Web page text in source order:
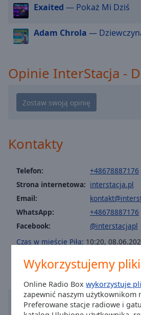
Wykorzystujemy
Online Radio Boxwykorzystuje
zapewnić naszym użytkownikom
Preferowane stacje radiowe i
Text
Background
Color
Background
Opacity
Font
Style
Family
Exaited — Pokaż Mi Dziś
Adam Chrola —
Opinie InterStacja -
Kontakty
Telefon:
+48678887176
Strona internetowa: interstacja.pl
Email:
WhatsApp:
+48678887176
Facebook:
@interstacjapl
Czas w mieście Piła: 10:20,